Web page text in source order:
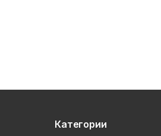
Категории